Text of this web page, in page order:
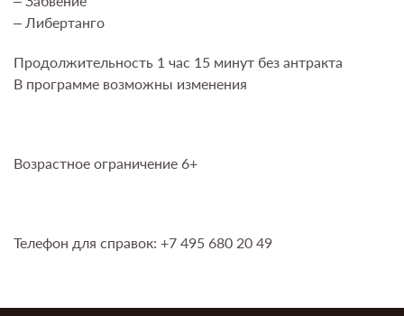
– Либертанго
Продолжительность 1 час 15 минут без антракта
В программе возможны изменения
Возрастное ограничение 6+
Телефон для справок: +7 495 680 20 49